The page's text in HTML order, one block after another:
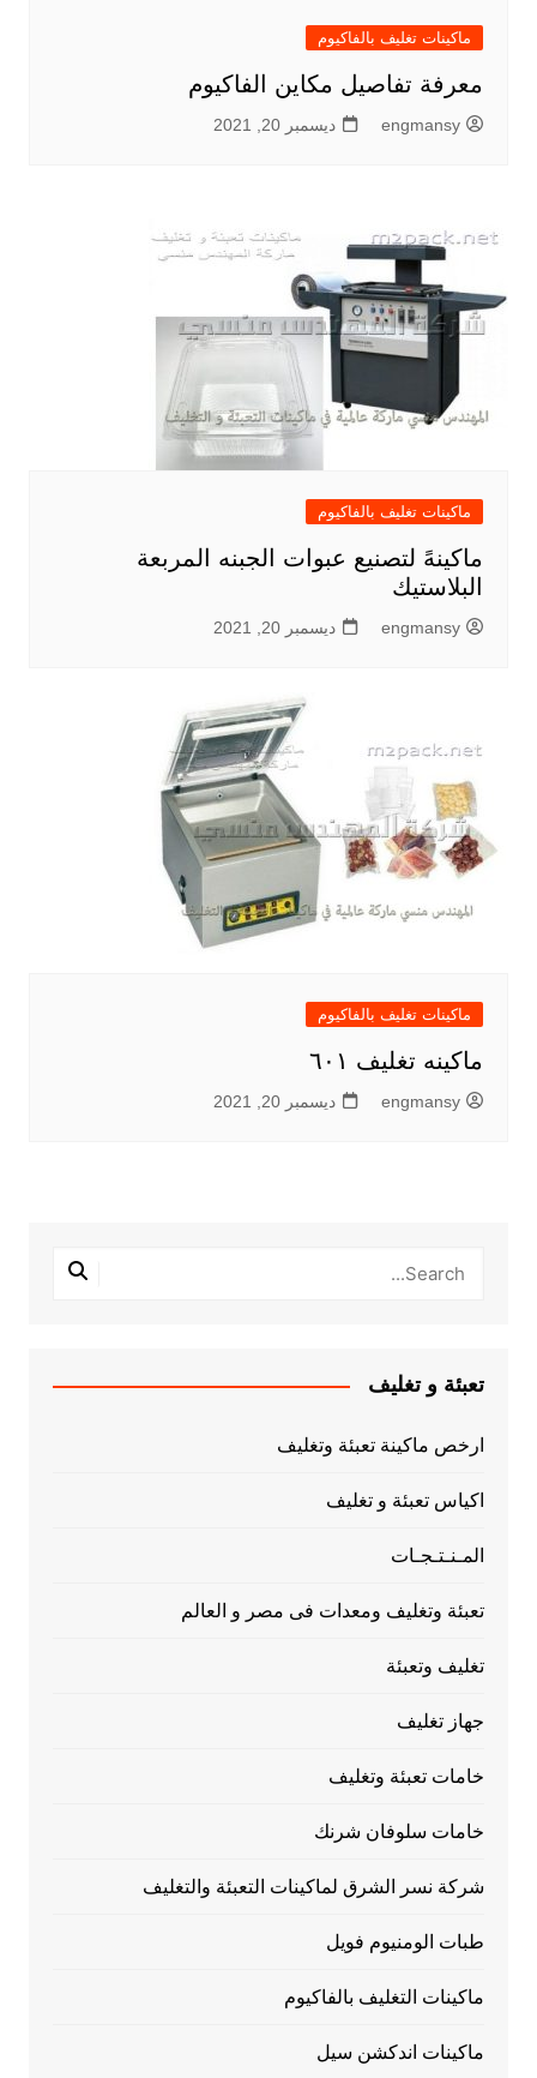
ماكينات تغليف بالفاكيوم
معرفة تفاصيل مكاين الفاكيوم
engmansy ديسمبر 20, 2021
ماكينات تغليف بالفاكيوم
ماكينهً لتصنيع عبوات الجبنه المربعة
البلاستيك
engmansy ديسمبر 20, 2021
ماكينات تغليف بالفاكيوم
ماكينه تغليف ٦٠١
engmansy ديسمبر 20, 2021
تعبئة و تغليف
ارخص ماكينة تعبئة وتغليف
اكياس تعبئة و تغليف
المـنـتـجـات
تعبئة وتغليف ومعدات فى مصر و العالم
تغليف وتعبئة
جهاز تغليف
خامات تعبئة وتغليف
خامات سلوفان شرنك
شركة نسر الشرق لماكينات التعبئة والتغليف
طبات الومنيوم فويل
ماكينات التغليف بالفاكيوم
ماكينات اندكشن سيل